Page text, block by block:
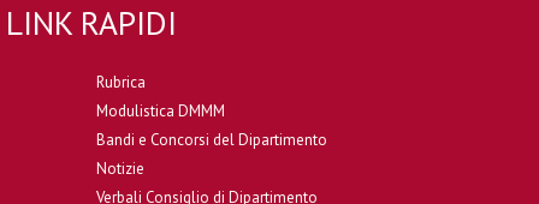
LINK RAPIDI
Rubrica
Modulistica DMMM
Bandi e Concorsi del Dipartimento
Notizie
Verbali Consiglio di Dipartimento